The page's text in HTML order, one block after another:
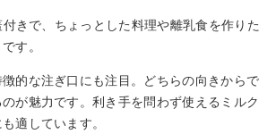
きで、ちょっとした料理や離乳食を作りた
す。
的な注ぎ口にも注目。どちらの向きからで
が魅力です。利き手を問わず使えるミルク
適しています。